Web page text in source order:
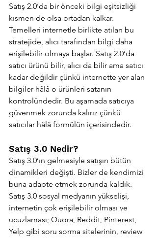
Satış 2.0’da bir önceki bilgi eşitsizliği
kısmen de olsa ortadan kalkar.
Temelleri internetle birlikte atılan bu
stratejide, alıcı tarafından bilgi daha
erişilebilir olmaya başlar. Satış 2.0’da
satıcı ürünü bilir, alıcı da bilir ama satıcı
kadar değildir çünkü internette yer alan
bilgiler hâlâ o ürünleri satanın
kontrolündedir. Bu aşamada satıcıya
güvenmek zorunda kalırız çünkü
satıcılar hâlâ formülün içerisindedir.
Satış 3.0 Nedir?
Satış 3.0’ın gelmesiyle satışın bütün
dinamikleri değişti. Bizler de kendimizi
buna adapte etmek zorunda kaldık.
Satış 3.0 sosyal medyanın yükselişi,
internetin çok erişilebilir olması ve
ucuzlaması; Quora, Reddit, Pinterest,
Yelp gibi soru sorma sitelerinin, review